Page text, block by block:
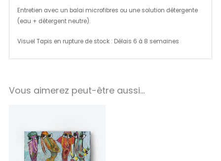
Entretien avec un balai microfibres ou une solution détergente
(eau + détergent neutre).
Visuel Tapis en rupture de stock : Délais 6 à 8 semaines
Vous aimerez peut-être aussi…
à
400.00€